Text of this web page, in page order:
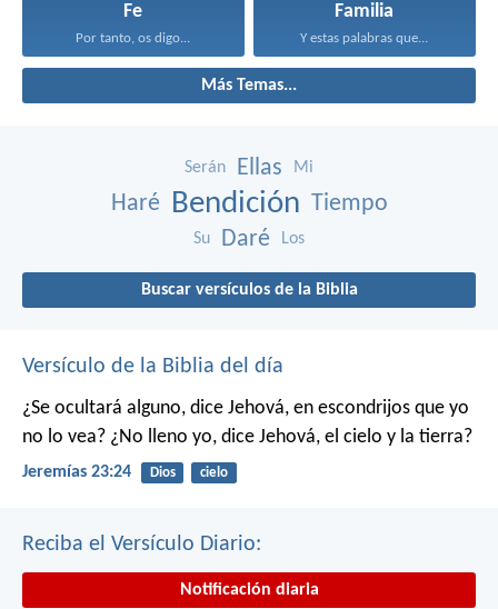
Fe
Por tanto, os digo...
Familia
Y estas palabras que...
Más Temas...
Serán Ellas Mi
Haré Bendición Tiempo
Su Daré Los
Buscar versículos de la Biblia
Versículo de la Biblia del día
¿Se ocultará alguno, dice Jehová, en escondrijos que yo
no lo vea? ¿No lleno yo, dice Jehová, el cielo y la tierra?
Jeremías 23:24 Dios cielo
Reciba el Versículo Diario:
Notificación diaria